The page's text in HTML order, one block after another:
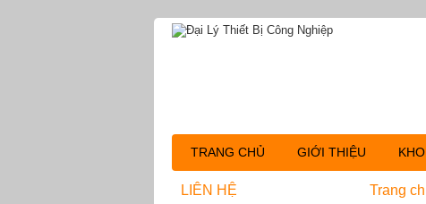
Trang
LIÊN HỆ
TRANG CHỦ GIỚI THIỆU